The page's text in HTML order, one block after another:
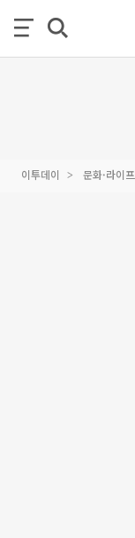
이투데이 문화·라이프